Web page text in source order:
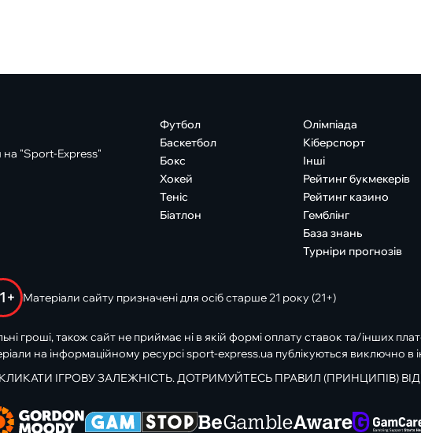
на "Sport-Express"
Футбол
Баскетбол
Бокс
Хокей
Теніс
Біатлон
Олімпіада
Кіберспорт
Інші
Рейтинг букмекерів
Рейтинг казино
Гемблінг
База знань
Турніри прогнозів
Матеріали сайту призначені для осіб старше 21 року (21+)
гроші, також сайт не приймає ні в якій формі оплату ставок та/інших
на інформаційному ресурсі sport-express.ua публікуються виключно в
ІГРОВУ ЗАЛЕЖНІСТЬ. ДОТРИМУЙТЕСЬ ПРАВИЛ (ПРИНЦИПІВ)